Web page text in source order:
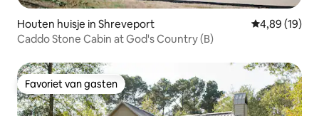
Houten huisje in Shreveport Gemiddelde
4,89 (19)
Caddo Stone Cabin at God's Country (B)
Favoriet van gasten
Favoriet van gasten